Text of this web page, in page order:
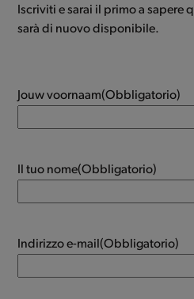
Iscriviti e sarai il primo a sapere
sarà di nuovo disponibile.
Jouw voornaam(Obbligatorio)
Il tuo nome(Obbligatorio)
Indirizzo e-mail (Obbligatorio)